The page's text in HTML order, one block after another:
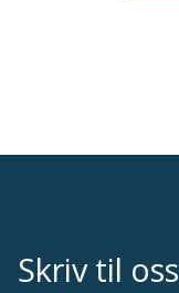
Skriv til oss